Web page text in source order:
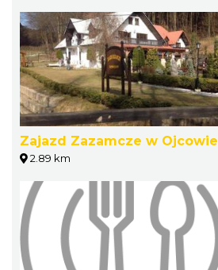
Zajazd Zazamcze w Ojcowie
2.89 km